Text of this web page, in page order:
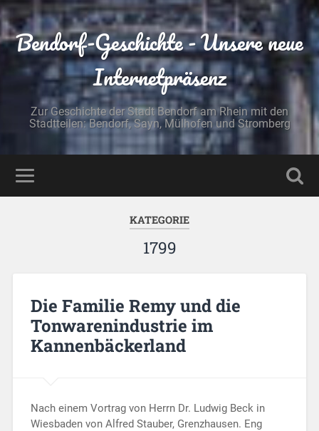
Bendorf-Geschichte - Unsere neue
Internetpräsenz
Zur Geschichte der Stadt Bendorf am Rhein mit den
Stadtteilen: Bendorf, Sayn, Mülhofen und Stromberg
KATEGORIE
1799
Die Familie Remy und die
Tonwarenindustrie im
Kannenbäckerland
Nach einem Vortrag von Herrn Dr. Ludwig Beck in
Wiesbaden von Alfred Stauber, Grenzhausen. Eng